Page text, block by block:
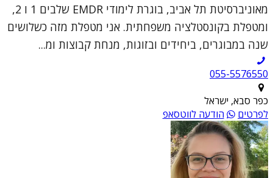
מאוניברסיטת תל אביב, בוגרת לימודי EMDR שלבים 1 ו 2,
ומטפלת בקונסטלציה משפחתית. אני מטפלת מזה כשלושים
שנה במבוגרים, ביחידים ובזוגות, מנחת קבוצות ומ...
055-5576550
כפר סבא, ישראל
לפרטים
הודעה לווטסאפ